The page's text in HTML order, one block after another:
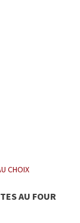
CHOIX
AU FOUR